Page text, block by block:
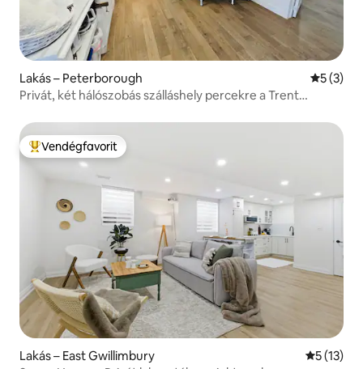
Lakás – Peterborough Átlagos
5 (3)
Privát, két hálószobás szálláshely percekre a Trent
Kiemelt vendégfavorit
Vendégfavorit
Lakás – East Gwillimbury Átlagos
5 (13)